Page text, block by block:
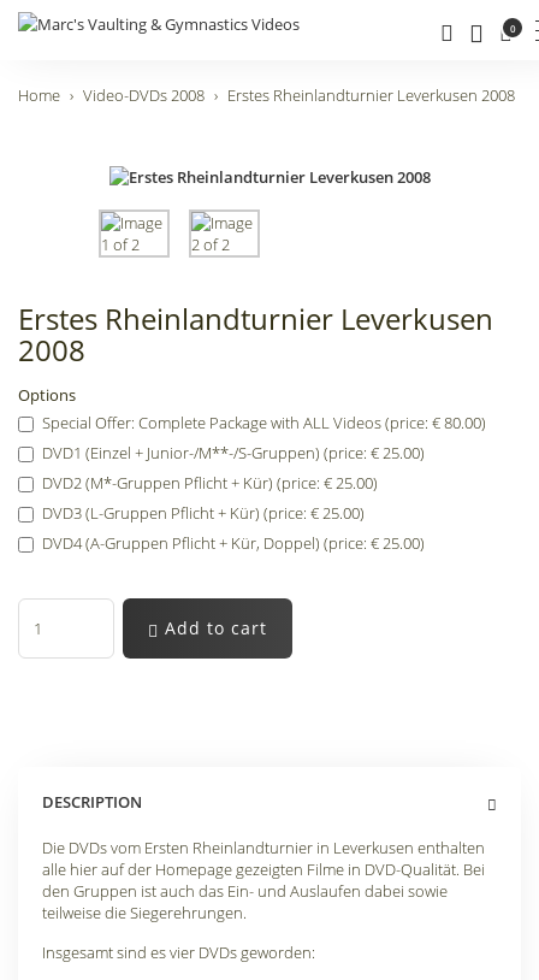
0
Home Video-DVDs 2008 Erstes Rheinlandturnier Leverkusen 2008
Erstes Rheinlandturnier Leverkusen
2008
Options
Special Offer: Complete Package with ALL Videos (price: € 80.00)
DVD1 (Einzel + Junior-/M**-/S-Gruppen) (price: € 25.00)
DVD2 (M*-Gruppen Pflicht + Kür) (price: € 25.00)
DVD3 (L-Gruppen Pflicht + Kür) (price: € 25.00)
DVD4 (A-Gruppen Pflicht + Kür, Doppel) (price: € 25.00)
Add to cart
DESCRIPTION
Die DVDs vom Ersten Rheinlandturnier in Leverkusen enthalten
alle hier auf der Homepage gezeigten Filme in DVD-Qualität. Bei
den Gruppen ist auch das Ein- und Auslaufen dabei sowie
teilweise die Siegerehrungen.
Insgesamt sind es vier DVDs geworden: